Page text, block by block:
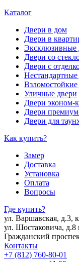
Каталог
Двери в дом
Двери в
Эксклюзивные
Двери со
Двери с
Нестандартные
Взломостойкие
Уличные двери
Двери эконом-
Двери
Двери для
Как купить?
Замер
Доставка
Установка
Оплата
Вопросы
Где купить?
ул. Варшавская, д.3,
ул. Шостаковича, д.8
Гражданский
Контакты
+7 (812) 760-80-01